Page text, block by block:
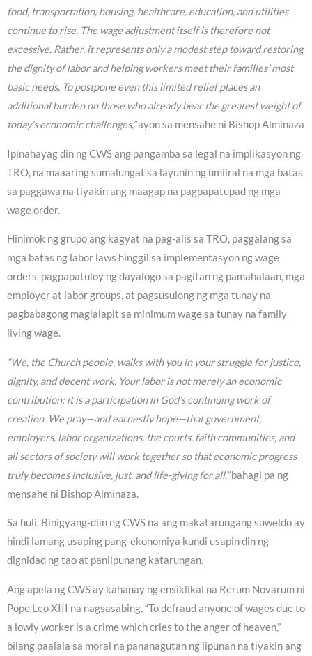
food, transportation, housing, healthcare, education, and utilities
continue to rise. The wage adjustment itself is therefore not
excessive. Rather, it represents only a modest step toward restoring
the dignity of labor and helping workers meet their families’ most
basic needs. To postpone even this limited relief places an
additional burden on those who already bear the greatest weight of
today’s economic challenges,”ayon sa mensahe ni Bishop Alminaza
Ipinahayag din ng CWS ang pangamba sa legal na implikasyon ng
TRO, na maaaring sumalungat sa layunin ng umiiral na mga batas
sa paggawa na tiyakin ang maagap na pagpapatupad ng mga
wage order.
Hinimok ng grupo ang kagyat na pag-alis sa TRO, paggalang sa
mga batas ng labor laws hinggil sa implementasyon ng wage
orders, pagpapatuloy ng dayalogo sa pagitan ng pamahalaan, mga
employer at labor groups, at pagsusulong ng mga tunay na
pagbabagong maglalapit sa minimum wage sa tunay na family
living wage.
“We, the Church people, walks with you in your struggle for justice,
dignity, and decent work. Your labor is not merely an economic
contribution; it is a participation in God’s continuing work of
creation. We pray—and earnestly hope—that government,
employers, labor organizations, the courts, faith communities, and
all sectors of society will work together so that economic progress
truly becomes inclusive, just, and life-giving for all,”bahagi pa ng
mensahe ni Bishop Alminaza.
Sa huli, Binigyang-diin ng CWS na ang makatarungang suweldo ay
hindi lamang usaping pang-ekonomiya kundi usapin din ng
dignidad ng tao at panlipunang katarungan.
Ang apela ng CWS ay kahanay ng ensiklikal na Rerum Novarum ni
Pope Leo XIII na nagsasabing, “To defraud anyone of wages due to
a lowly worker is a crime which cries to the anger of heaven,”
bilang paalala sa moral na pananagutan ng lipunan na tiyakin ang